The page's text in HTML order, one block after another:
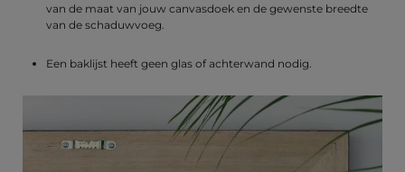
van de maat van jouw canvasdoek en de gewenste breedte
van de schaduwvoeg.
Een baklijst heeft geen glas of achterwand nodig.